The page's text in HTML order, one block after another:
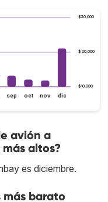
$10,000
$20,000
$30,000
sep oct nov dic
avión a
altos?
es diciembre.
más barato